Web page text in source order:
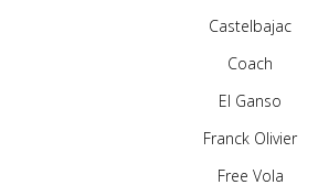
Castelbajac
Coach
El Ganso
Franck Olivier
Free Vola